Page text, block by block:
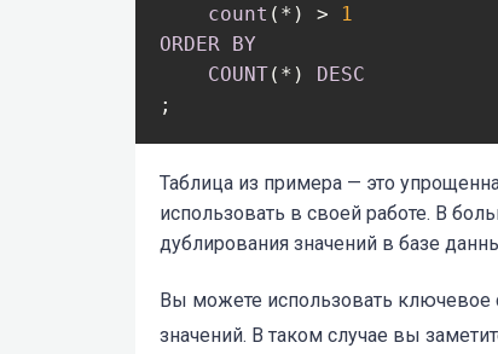
count (*) >
1
ORDER BY
COUNT(*) DESC
;
Таблица из примера — это
использовать в своей работе. В
дублирования значений в базе
Вы можете использовать ключевое
значений. В таком случае вы